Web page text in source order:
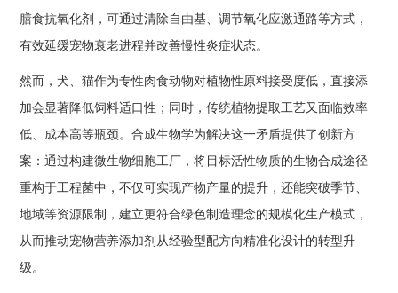
膳食抗氧化剂，可通过清除自由基、调节氧化应激通路等方式，
有效延缓宠物衰老进程并改善慢性炎症状态。
然而，犬、猫作为专性肉食动物对植物性原料接受度低，直接添
加会显著降低饲料适口性；同时，传统植物提取工艺又面临效率
低、成本高等瓶颈。合成生物学为解决这一矛盾提供了创新方
案：通过构建微生物细胞工厂，将目标活性物质的生物合成途径
重构于工程菌中，不仅可实现产物产量的提升，还能突破季节、
地域等资源限制，建立更符合绿色制造理念的规模化生产模式，
从而推动宠物营养添加剂从经验型配方向精准化设计的转型升
级。